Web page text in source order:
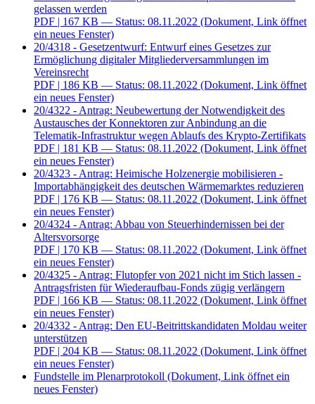
gelassen werden
PDF | 167 KB — Status: 08.11.2022 (Dokument, Link öffnet
ein neues Fenster)
20/4318 - Gesetzentwurf: Entwurf eines Gesetzes zur
Ermöglichung digitaler Mitgliederversammlungen im
Vereinsrecht
PDF | 186 KB — Status: 08.11.2022 (Dokument, Link öffnet
ein neues Fenster)
20/4322 - Antrag: Neubewertung der Notwendigkeit des
Austausches der Konnektoren zur Anbindung an die
Telematik-Infrastruktur wegen Ablaufs des Krypto-Zertifikats
PDF | 181 KB — Status: 08.11.2022 (Dokument, Link öffnet
ein neues Fenster)
20/4323 - Antrag: Heimische Holzenergie mobilisieren -
Importabhängigkeit des deutschen Wärmemarktes reduzieren
PDF | 176 KB — Status: 08.11.2022 (Dokument, Link öffnet
ein neues Fenster)
20/4324 - Antrag: Abbau von Steuerhindernissen bei der
Altersvorsorge
PDF | 170 KB — Status: 08.11.2022 (Dokument, Link öffnet
ein neues Fenster)
20/4325 - Antrag: Flutopfer von 2021 nicht im Stich lassen -
Antragsfristen für Wiederaufbau-Fonds zügig verlängern
PDF | 166 KB — Status: 08.11.2022 (Dokument, Link öffnet
ein neues Fenster)
20/4332 - Antrag: Den EU-Beitrittskandidaten Moldau weiter
unterstützen
PDF | 204 KB — Status: 08.11.2022 (Dokument, Link öffnet
ein neues Fenster)
Fundstelle im Plenarprotokoll (Dokument, Link öffnet ein
neues Fenster)